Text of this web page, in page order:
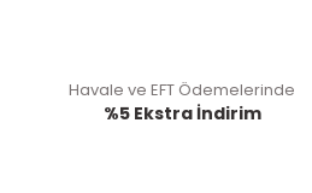
Havale ve EFT Ödemelerinde
%5 Ekstra İndirim